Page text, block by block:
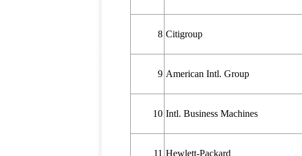
8 Citigroup
9 American Intl. Group
10 Intl. Business Machines
11 Hewlett-Packard